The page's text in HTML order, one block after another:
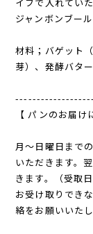
ジャンボンブー
材料；バゲット
芽）、発酵バタ
【 パンのお届け
月〜日曜日まで
いただきます。
きます。（受取
お受け取りでき
絡をお願いいたし